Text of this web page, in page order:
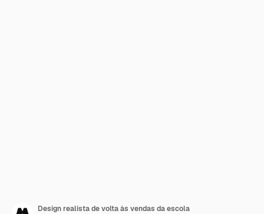
Design realista de volta às vendas da escola